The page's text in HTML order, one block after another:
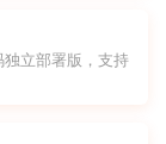
立部署版，支持